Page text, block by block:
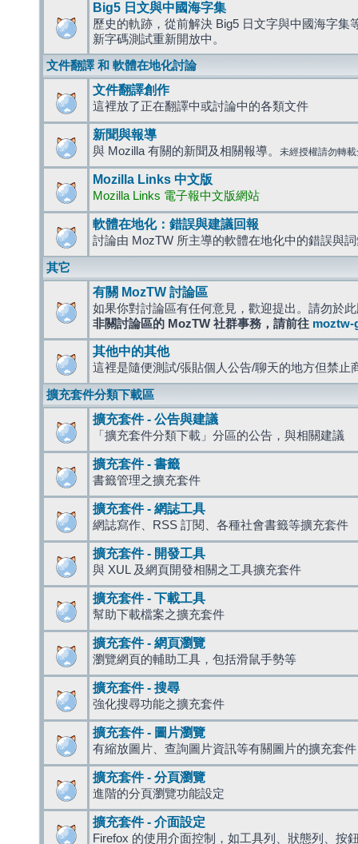
Big5 日文與中國海字集
歷史的軌跡，從前解決 Big5 日文字與中國海字集
新字碼測試重新開放中。
文件翻譯 和 軟體在地化討論
文件翻譯創作
這裡放了正在翻譯中或討論中的各類文件
新聞與報導
與 Mozilla 有關的新聞及相關報導。 未經授權請勿轉
Mozilla Links 中文版
Mozilla Links 電子報中文版網站
軟體在地化：錯誤與建議回報
討論由 MozTW 所主導的軟體在地化中的錯誤與
其它
有關 MozTW 討論區
如果你對討論區有任何意見，歡迎提出。請勿於
非關討論區的 MozTW 社群事務，請前往 moztw-
其他中的其他
這裡是隨便測試/張貼個人公告/聊天的地方但禁止
擴充套件分類下載區
擴充套件 - 公告與建議
「擴充套件分類下載」分區的公告，與相關建議
擴充套件 - 書籤
書籤管理之擴充套件
擴充套件 - 網誌工具
網誌寫作、RSS 訂閱、各種社會書籤等擴充套件
擴充套件 - 開發工具
與 XUL 及網頁開發相關之工具擴充套件
擴充套件 - 下載工具
幫助下載檔案之擴充套件
擴充套件 - 網頁瀏覽
瀏覽網頁的輔助工具，包括滑鼠手勢等
擴充套件 - 搜尋
強化搜尋功能之擴充套件
擴充套件 - 圖片瀏覽
有縮放圖片、查詢圖片資訊等有關圖片的擴充套件
擴充套件 - 分頁瀏覽
進階的分頁瀏覽功能設定
擴充套件 - 介面設定
Firefox 的使用介面控制，如工具列、狀態列、按